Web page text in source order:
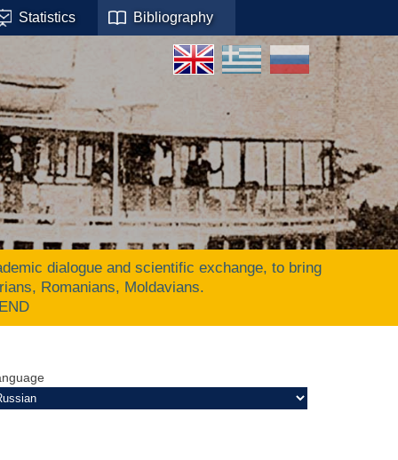
Statistics Bibliography
dialogue and scientific exchange, to bring
Romanians, Moldavians.